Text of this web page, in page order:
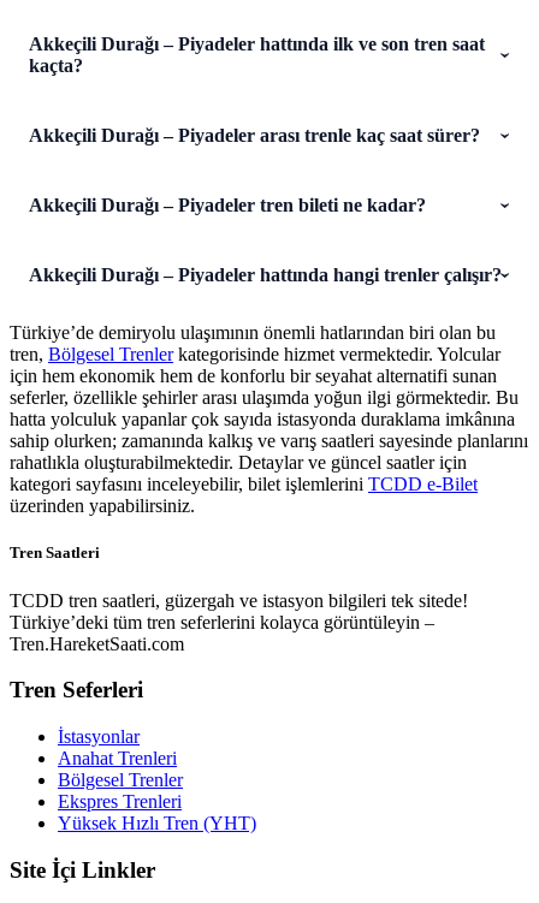
Akkeçili Durağı – Piyadeler hattında ilk ve son tren saat
kaçta?
Akkeçili Durağı – Piyadeler arası trenle kaç saat sürer?
Akkeçili Durağı – Piyadeler tren bileti ne kadar?
Akkeçili Durağı – Piyadeler hattında hangi trenler çalışır?
Türkiye’de demiryolu ulaşımının önemli hatlarından biri olan bu
tren, Bölgesel Trenlerkategorisinde hizmet vermektedir. Yolcular
için hem ekonomik hem de konforlu bir seyahat alternatifi sunan
seferler, özellikle şehirler arası ulaşımda yoğun ilgi görmektedir. Bu
hatta yolculuk yapanlar çok sayıda istasyonda duraklama imkânına
sahip olurken; zamanında kalkış ve varış saatleri sayesinde planlarını
rahatlıkla oluşturabilmektedir. Detaylar ve güncel saatler için
kategori sayfasını inceleyebilir, bilet işlemlerini TCDD e-Bilet
üzerinden yapabilirsiniz.
Tren Saatleri
TCDD tren saatleri, güzergah ve istasyon bilgileri tek sitede!
Türkiye’deki tüm tren seferlerini kolayca görüntüleyin –
Tren.HareketSaati.com
Tren Seferleri
İstasyonlar
Anahat Trenleri
Bölgesel Trenler
Ekspres Trenleri
Yüksek Hızlı Tren (YHT)
Site İçi Linkler